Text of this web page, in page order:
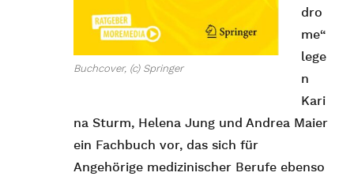
Buchcover, (c) Springer
dro
me“
lege
n
Kari
na Sturm, Helena Jung und Andrea Maier
ein Fachbuch vor, das sich für
Angehörige medizinischer Berufe ebenso